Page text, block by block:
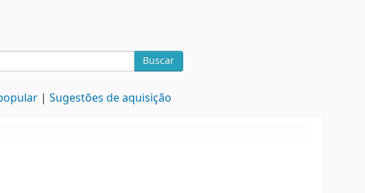
Buscar
Sugestões de aquisição